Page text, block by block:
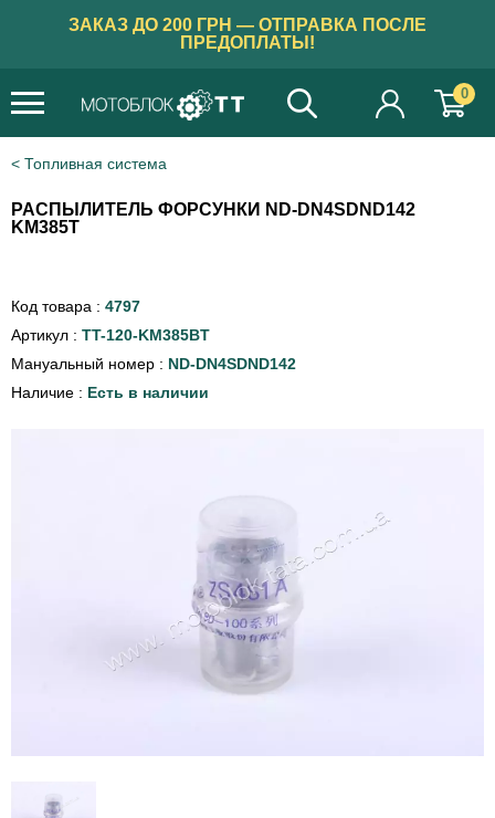
ЗАКАЗ ДО 200 ГРН — ОТПРАВКА ПОСЛЕ
ПРЕДОПЛАТЫ!
0
Топливная система
РАСПЫЛИТЕЛЬ ФОРСУНКИ ND-DN4SDND142
KM385T
Код товара : 4797
Артикул : TT-120-KM385BT
Мануальный номер : ND-DN4SDND142
Наличие : Есть в наличии